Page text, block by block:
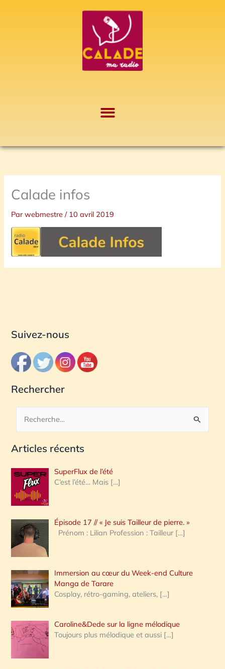
Calade infos
Parwebmestre/ 10 avril 2019
Suivez-nous
Rechercher
c
e
r
c
h
e
:
Articles récents
SuperFlux de l’été
C’est l’été… Mais […]
Épisode 17 // « Je suis Tailleur de pierre. »
Prénom : Lilian Profession : Tailleur […]
Immersion au cœur du Week-end Culture
Manga de Tarare
Cosplay, rétro-gaming, ateliers, […]
Caroline&Dede sur la ligne mélodique
Toujours plus mélodique et aussi […]